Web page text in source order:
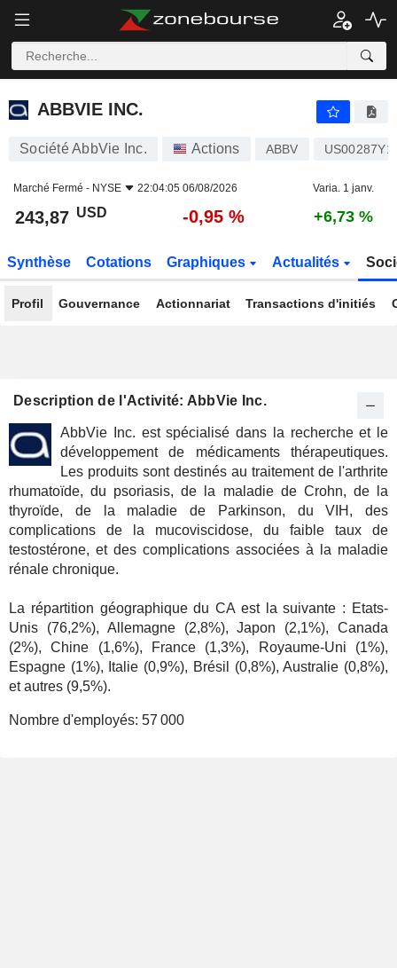
ABBVIE INC.
ABBVIE INC.
Société AbbVie Inc. Actions ABBV
Marché Fermé - NYSE 22:04:05 06/08/2026 Varia. 1 janv.
243,87 USD -0,95 % +6,73 %
Synthèse Cotations Graphiques Actualités
Profil Gouvernance Actionnariat Transactions d'initiés
Description de l'Activité: AbbVie Inc.
AbbVie Inc. est spécialisé dans la recherche et le
développement de médicaments thérapeutiques.
Les produits sont destinés au traitement de l'arthrite
rhumatoïde, du psoriasis, de la maladie de Crohn, de la
thyroïde, de la maladie de Parkinson, du VIH, des
complications de la mucoviscidose, du faible taux de
testostérone, et des complications associées à la maladie
rénale chronique.
La répartition géographique du CA est la suivante : Etats-
Unis (76,2%), Allemagne (2,8%), Japon (2,1%), Canada
(2%), Chine (1,6%), France (1,3%), Royaume-Uni (1%),
Espagne (1%), Italie (0,9%), Brésil (0,8%), Australie (0,8%),
et autres (9,5%).
Nombre d'employés: 57 000